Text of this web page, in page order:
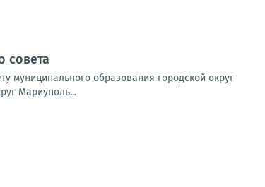
совета
муниципального образования городской округ
Мариуполь...